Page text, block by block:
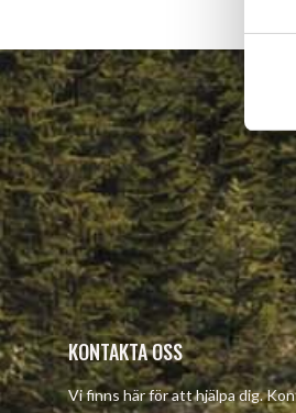
c
e
s
v
a
l
KONTAKTA OSS
Vi finns här för att hjälpa dig.